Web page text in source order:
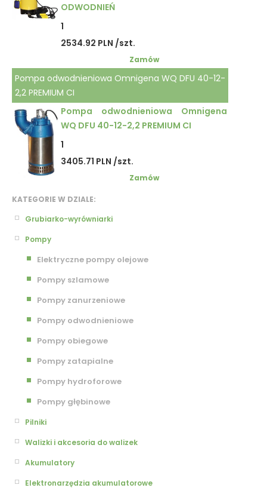
KATEGORIE W DZIALE:
Grubiarko-wyrówniarki
Pompy
Elektryczne pompy olejowe
Pompy szlamowe
Pompy zanurzeniowe
Pompy odwodnieniowe
Pompy obiegowe
Pompy zatapialne
Pompy hydroforowe
Pompy głębinowe
Pilniki
Walizki i akcesoria do walizek
Akumulatory
Elektronarzędzia akumulatorowe
ODWODNIEŃ
1
2534.92 PLN /szt.
Zamów
Pompa odwodnieniowa Omnigena WQ DFU 40-12-
2,2 PREMIUM CI
Pompa odwodnieniowa Omnigena
WQ DFU 40-12-2,2 PREMIUM CI
1
3405.71 PLN /szt.
Zamów